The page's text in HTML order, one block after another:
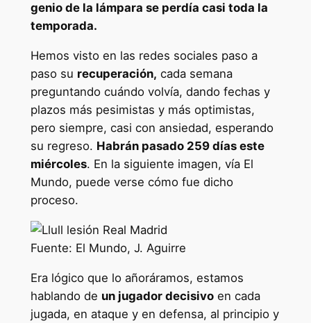
genio de la lámpara se perdía casi toda la
temporada.
Hemos visto en las redes sociales paso a
paso su recuperación, cada semana
preguntando cuándo volvía, dando fechas y
plazos más pesimistas y más optimistas,
pero siempre, casi con ansiedad, esperando
su regreso. Habrán pasado 259 días este
miércoles. En la siguiente imagen, vía El
Mundo, puede verse cómo fue dicho
proceso.
Fuente: El Mundo, J. Aguirre
Era lógico que lo añoráramos, estamos
hablando de un jugador decisivoen cada
jugada, en ataque y en defensa, al principio y